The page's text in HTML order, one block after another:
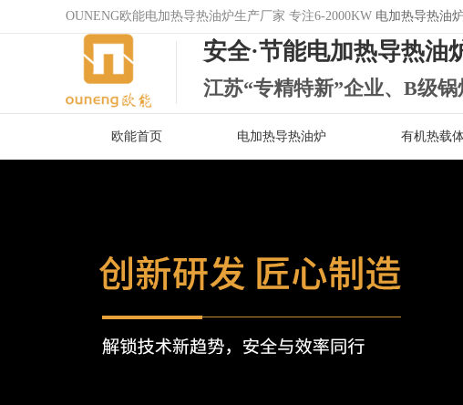
OUNENG欧能电加热导热油炉生产厂家 专注6-2000KW 电加热导热油炉
安全·节能电加热导热油
江苏“专精特新”企业、B级
欧能首页 电加热导热油炉 有机热载